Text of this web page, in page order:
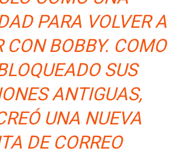
PARA VOLVER A
CON BOBBY. COMO
SUS
ANTIGUAS,
UNA NUEVA
DE CORREO